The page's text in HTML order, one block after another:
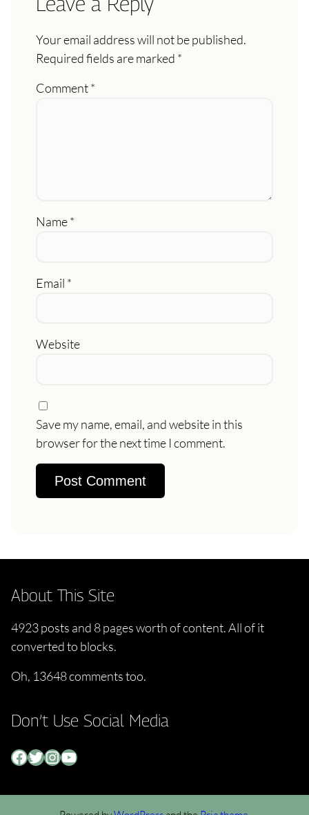
Your email address will not be published.
Required fields are marked *
Comment*
Name*
Email *
Website
Save my name, email, and website in this
browser for the next time I comment.
About This Site
4923 posts and 8 pages worth of content. All of it
converted to blocks.
Oh, 13648 comments too.
Don’t Use Social Media
Facebook Twitter InstagramYouTube